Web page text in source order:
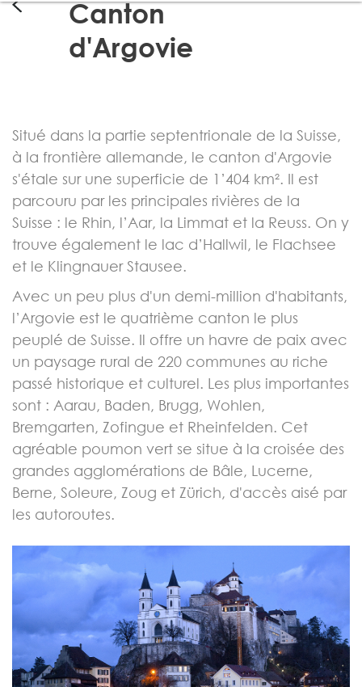
Canton
d'Argovie
Situé dans la partie septentrionale de la Suisse,
à la frontière allemande, le canton d'Argovie
s'étale sur une superficie de 1’404 km². Il est
parcouru par les principales rivières de la
Suisse : le Rhin, l’Aar, la Limmat et la Reuss. On y
trouve également le lac d’Hallwil, le Flachsee
et le Klingnauer Stausee.
Avec un peu plus d'un demi-million d'habitants,
l’Argovie est le quatrième canton le plus
peuplé de Suisse. Il offre un havre de paix avec
un paysage rural de 220 communes au riche
passé historique et culturel. Les plus importantes
sont : Aarau, Baden, Brugg, Wohlen,
Bremgarten, Zofingue et Rheinfelden. Cet
agréable poumon vert se situe à la croisée des
grandes agglomérations de Bâle, Lucerne,
Berne, Soleure, Zoug et Zürich, d'accès aisé par
les autoroutes.